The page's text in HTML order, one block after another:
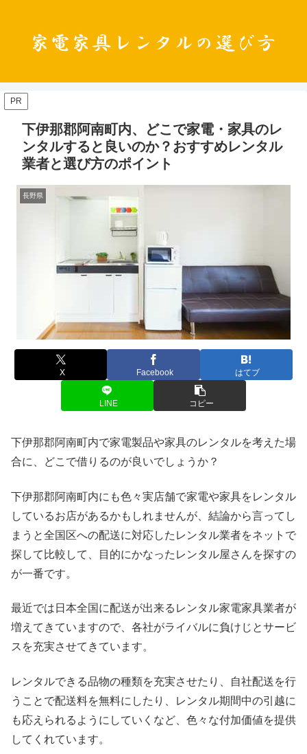
PR
下伊那郡阿南町内、どこで家電・家具のレ
ンタルすると良いのか？おすすめレンタル
業者と選び方のポイント
長野県
X Facebook はてブ
LINE コピー
下伊那郡阿南町内で家電製品や家具のレンタルを考えた場
合に、どこで借りるのが良いでしょうか？
下伊那郡阿南町内にも色々実店舗で家電や家具をレンタル
しているお店があるかもしれませんが、結論から言ってし
まうと全国区への配送に対応したレンタル業者をネットで
探して比較して、目的にかなったレンタル屋さんを探すの
が一番です。
最近では日本全国に配送が出来るレンタル家電家具業者が
増えてきていますので、各社がライバルに負けじとサービ
スを充実させてきています。
レンタルできる品物の種類を充実させたり、自社配送を行
うことで配送料を無料にしたり、レンタル期間中の引越に
も応えられるようにしていくなど、色々な付加価値を提供
してくれています。